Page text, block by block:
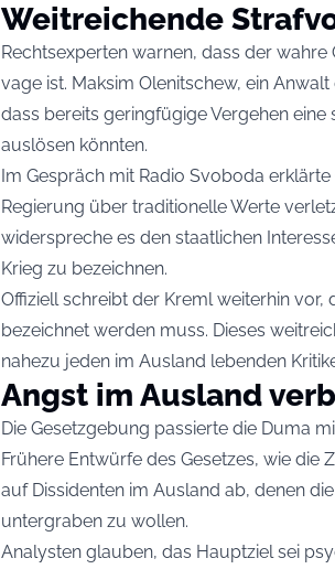
Weitreichende
Rechtsexperten warnen, dass der
vage ist. Maksim Olenitschew, ein
dass bereits geringfügige Vergehen
auslösen könnten.
Im Gespräch mit Radio Svoboda
Regierung über traditionelle Werte
widerspreche es den staatlichen
Krieg zu bezeichnen.
Offiziell schreibt der Kreml weiterhin vor,
bezeichnet werden muss. Dieses
nahezu jeden im Ausland lebenden
Angst im Ausland
Die Gesetzgebung passierte die Duma
Frühere Entwürfe des Gesetzes, wie die
auf Dissidenten im Ausland ab, denen
untergraben zu wollen.
Analysten glauben, das Hauptziel sei